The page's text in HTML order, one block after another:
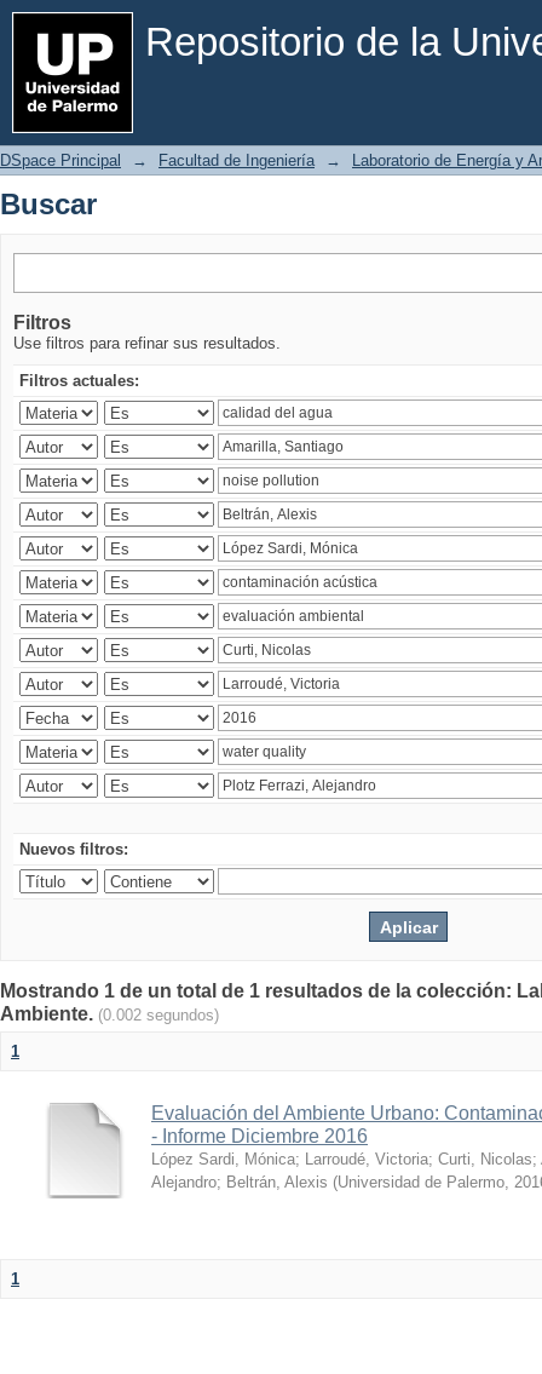
Repositorio de la
Buscar
DSpace Principal → Facultad de Ingeniería → Laboratorio de Energía y
Buscar
Filtros
Use filtros para refinar sus resultados.
Filtros actuales:
Nuevos filtros:
Mostrando 1 de un total de 1 resultados de la colección:
Ambiente. (0.002 segundos)
1
Evaluación del Ambiente Urbano:
- Informe Diciembre 2016
López Sardi, Mónica; Larroudé, Victoria; Curti, Nicolas;
Alejandro; Beltrán, Alexis (Universidad de Palermo,
1